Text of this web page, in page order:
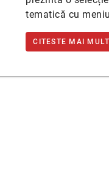
tematică cu
CITESTE MAI MULT